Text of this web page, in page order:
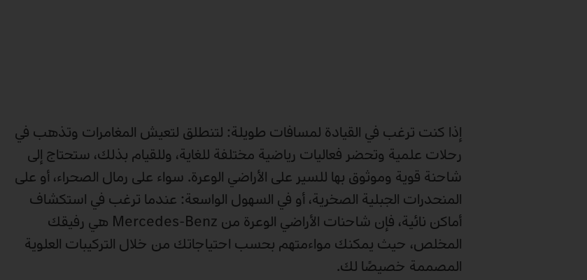
إذا كنت ترغب في القيادة لمسافات طويلة: لتنطلق لتعيش المغامرات وتذهب في
رحلات علمية وتحضر فعاليات رياضية مختلفة للغاية، وللقيام بذلك، ستحتاج إلى
شاحنة قوية وموثوق بها للسير على الأراضي الوعرة. سواء على رمال الصحراء، أو على
المنحدرات الجبلية الصخرية، أو في السهول الواسعة: عندما ترغب في استكشاف
أماكن نائية، فإن شاحنات الأراضي الوعرة من Mercedes-Benz هي رفيقك
المخلص، حيث يمكنك مواءمتهم بحسب احتياجاتك من خلال التركيبات العلوية
المصممة خصيصًا لك.